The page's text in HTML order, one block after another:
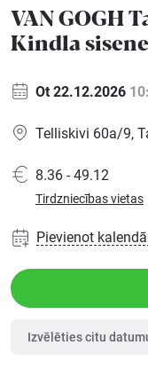
Dāvanu
kartes
Kino
VAN GOGH
Kindla
Ot 22.12.2026
Telliskivi 60a/9,
8.36 - 49.12
Tirdzniecības vietas
Pievienot
Izvēlēties citu